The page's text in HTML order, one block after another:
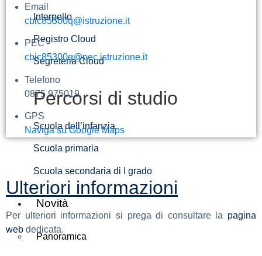
Interpello
Registro Cloud
Segreteria Cloud
Percorsi di studio
Scuola dell’infanzia
Scuola primaria
Scuola secondaria di I grado
Novità
Panoramica
Email
cbic85300q@istruzione.it
PEC
cbic85300q@pec.istruzione.it
Telefono
0875 975019
GPS
Naviga su Google Maps
Ulteriori informazioni
Per ulteriori informazioni si prega di consultare la pagina
web dedicata.